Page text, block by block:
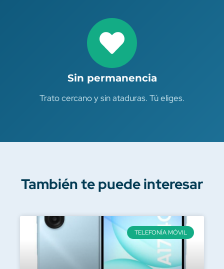
Sin permanencia
Trato cercano y sin ataduras. Tú eliges.
También te puede interesar
TELEFONÍA MÓVIL